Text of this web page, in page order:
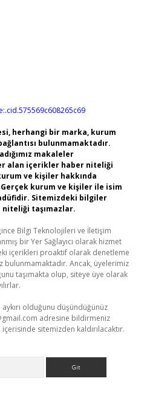
herhangi bir marka, kurum
bulunmamaktadır.
makaleler
alan içerikler haber niteliği
ve kişiler hakkında
Gerçek kurum ve kişiler ile isim
Sitemizdeki bilgiler
taşımazlar.
Bilgi Teknolojileri ve İletişim
bir Yer Sağlayıcı olarak hizmet
içerikleri proaktif olarak denetleme
bulunmamaktadır. Ancak, üyelerimiz
taşımakta olup, siteye üye olarak
olduğunu düşündüğünüz
adresine bildirmeniz
sitemizden kaldırılacaktır.